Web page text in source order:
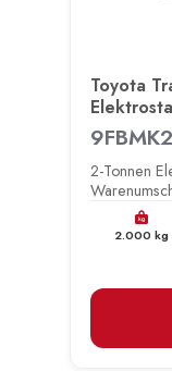
Toyota
2-Tonnen
kg
2.000 kg